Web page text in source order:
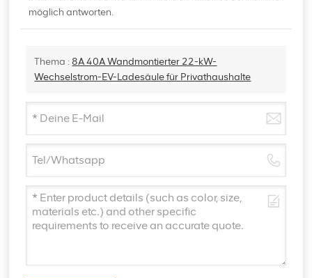
möglich antworten.
Thema : 8A 40A Wandmontierter 22-kW-
Wechselstrom-EV-Ladesäule für Privathaushalte